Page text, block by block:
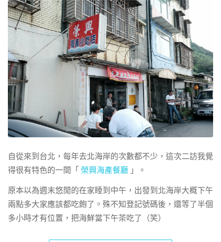
自從來到台北，每年去北海岸的次數都不少，這次二訪我覺
得很有特色的一間「 榮興海產餐廳」。
原本以為週末悠閒的在家睡到中午，出發到北海岸大概下午
兩點多大家應該都吃飽了。殊不知登記號碼後，還等了半個
多小時才有位置，把海鮮當下午茶吃了（笑）